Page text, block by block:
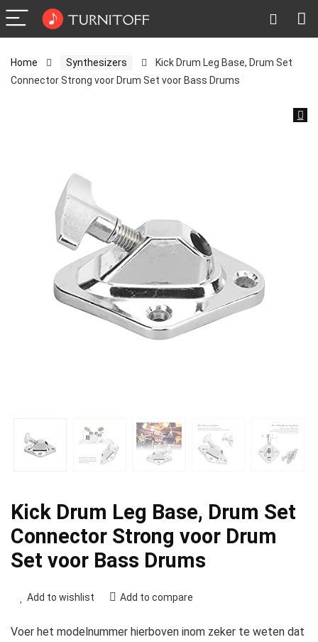
Home Synthesizers
Kick Drum Leg Base, Drum Set
Connector Strong voor Drum Set voor Bass Drums
Kick Drum Leg Base, Drum Set
Connector Strong voor Drum
Set voor Bass Drums
Add to wishlist Add to compare
Voer het modelnummer hierboven inom zeker te weten dat